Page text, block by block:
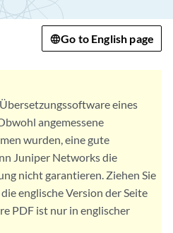
Go to English page
eines
angemessene
wurden, eine gute
Juniper Networks die
nicht garantieren. Ziehen Sie
englische Version der Seite
PDF ist nur in englischer